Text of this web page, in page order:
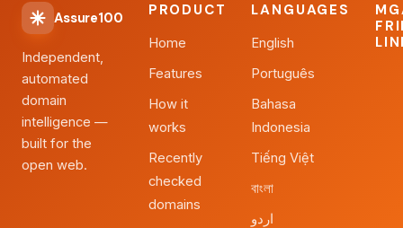
Assure100
Independent,
automated
domain
intelligence —
built for the
open web.
PRODUCT
Home
Features
How it
works
Recently
checked
domains
LANGUAGES
English
Português
Bahasa
Indonesia
Tiếng Việt
বাংলা
اردو